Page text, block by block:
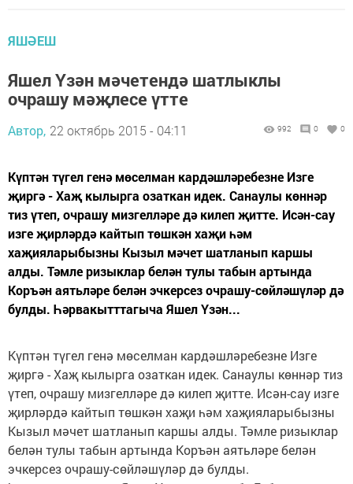
ЯШӘЕШ
Яшел Үзән мәчетендә шатлыклы
очрашу мәҗлесе үтте
Автор, 22 октябрь 2015 - 04:11 992 0 0
Күптән түгел генә мөселман кардәшләребезне Изге
җиргә - Хаҗ кылырга озаткан идек. Санаулы көннәр
тиз үтеп, очрашу мизгелләре дә килеп җитте. Исән-сау
изге җирләрдә кайтып төшкән хаҗи һәм
хаҗияларыбызны Кызыл мәчет шатланып каршы
алды. Тәмле ризыклар белән тулы табын артында
Коръән аятьләре белән эчкерсез очрашу-сөйләшүләр дә
булды. Һәрвакытттагыча Яшел Үзән...
Күптән түгел генә мөселман кардәшләребезне Изге
җиргә - Хаҗ кылырга озаткан идек. Санаулы көннәр тиз
үтеп, очрашу мизгелләре дә килеп җитте. Исән-сау изге
җирләрдә кайтып төшкән хаҗи һәм хаҗияларыбызны
Кызыл мәчет шатланып каршы алды. Тәмле ризыклар
белән тулы табын артында Коръән аятьләре белән
эчкерсез очрашу-сөйләшүләр дә булды.